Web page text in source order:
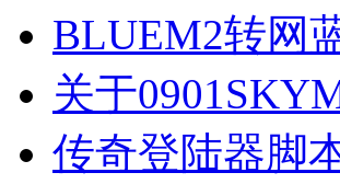
BLUEM2转网
关于
传奇登陆器脚